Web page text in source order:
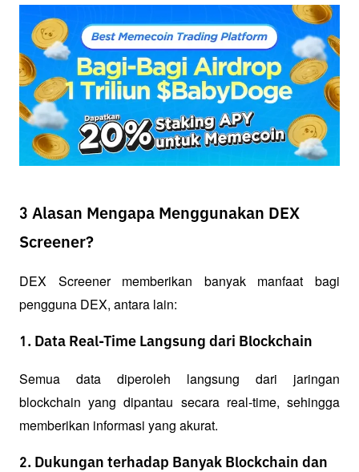
3 Alasan Mengapa Menggunakan DEX
Screener?
DEX Screener memberikan banyak manfaat bagi
pengguna DEX, antara lain:
1. Data Real-Time Langsung dari Blockchain
Semua data diperoleh langsung dari jaringan
blockchain yang dipantau secara real-time, sehingga
memberikan informasi yang akurat.
2. Dukungan terhadap Banyak Blockchain dan